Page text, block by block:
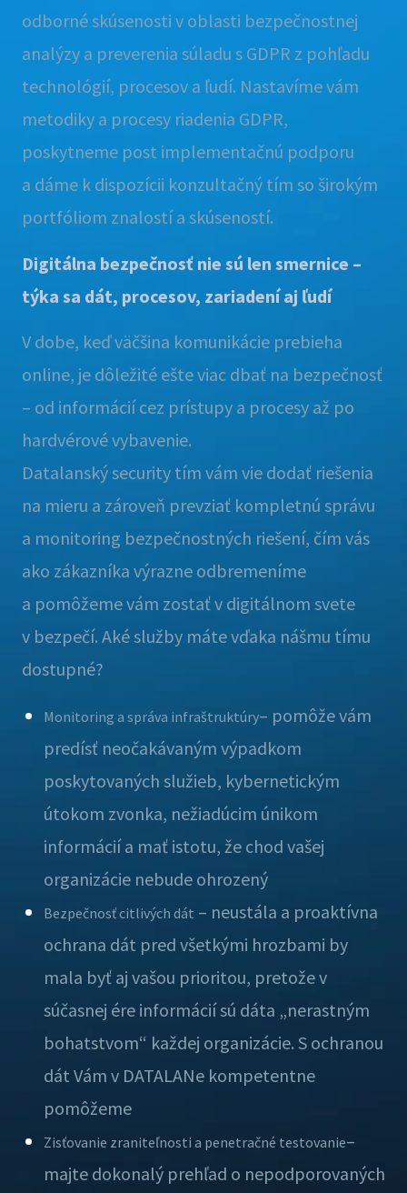
odborné skúsenosti v oblasti bezpečnostnej
analýzy a preverenia súladu s GDPR z pohľadu
technológií, procesov a ľudí. Nastavíme vám
metodiky a procesy riadenia GDPR,
poskytneme post implementačnú podporu
a dáme k dispozícii konzultačný tím so širokým
portfóliom znalostí a skúseností.
Digitálna bezpečnosť nie sú len smernice –
týka sa dát, procesov, zariadení aj ľudí
V dobe, keď väčšina komunikácie prebieha
online, je dôležité ešte viac dbať na bezpečnosť
– od informácií cez prístupy a procesy až po
hardvérové vybavenie.
Datalanský security tím vám vie dodať riešenia
na mieru a zároveň prevziať kompletnú správu
a monitoring bezpečnostných riešení, čím vás
ako zákazníka výrazne odbremeníme
a pomôžeme vám zostať v digitálnom svete
v bezpečí. Aké služby máte vďaka nášmu tímu
dostupné?
Monitoring a správa infraštruktúry– pomôže vám
predísť neočakávaným výpadkom
poskytovaných služieb, kybernetickým
útokom zvonka, nežiadúcim únikom
informácií a mať istotu, že chod vašej
organizácie nebude ohrozený
Bezpečnosť citlivých dát – neustála a proaktívna
ochrana dát pred všetkými hrozbami by
mala byť aj vašou prioritou, pretože v
súčasnej ére informácií sú dáta „nerastným
bohatstvom“ každej organizácie. S ochranou
dát Vám v DATALANe kompetentne
pomôžeme
Zisťovanie zraniteľnosti a penetračné testovanie–
majte dokonalý prehľad o nepodporovaných